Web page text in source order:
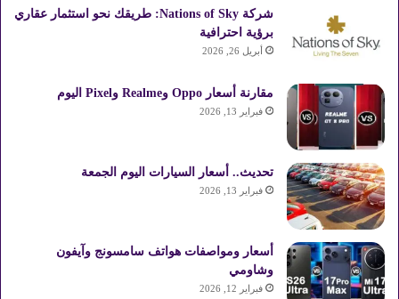
شركة Nations of Sky: طريقك نحو استثمار عقاري
برؤية احترافية
أبريل 26, 2026
مقارنة أسعار Oppo وRealme وPixel اليوم
فبراير 13, 2026
تحديث.. أسعار السيارات اليوم الجمعة
فبراير 13, 2026
أسعار ومواصفات هواتف سامسونج وآيفون
وشاومي
فبراير 12, 2026